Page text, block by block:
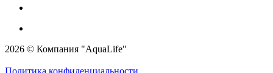
2026 © Компания "AquaLife"
Политика конфиденциальности